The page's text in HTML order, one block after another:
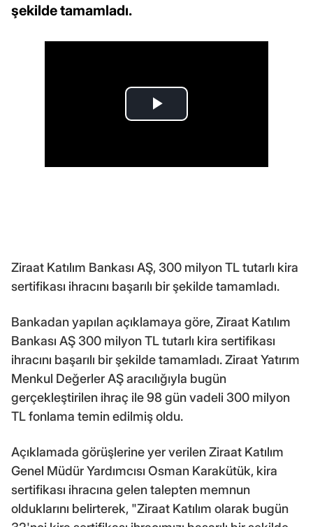
şekilde tamamladı.
Ziraat Katılım Bankası AŞ, 300 milyon TL tutarlı kira
sertifikası ihracını başarılı bir şekilde tamamladı.
Bankadan yapılan açıklamaya göre, Ziraat Katılım
Bankası AŞ 300 milyon TL tutarlı kira sertifikası
ihracını başarılı bir şekilde tamamladı. Ziraat Yatırım
Menkul Değerler AŞ aracılığıyla bugün
gerçekleştirilen ihraç ile 98 gün vadeli 300 milyon
TL fonlama temin edilmiş oldu.
Açıklamada görüşlerine yer verilen Ziraat Katılım
Genel Müdür Yardımcısı Osman Karakütük, kira
sertifikası ihracına gelen talepten memnun
olduklarını belirterek, "Ziraat Katılım olarak bugün